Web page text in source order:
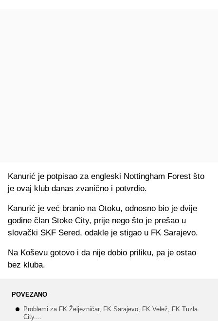
Kanurić je potpisao za engleski Nottingham Forest što
je ovaj klub danas zvanično i potvrdio.
Kanurić je već branio na Otoku, odnosno bio je dvije
godine član Stoke City, prije nego što je prešao u
slovački SKF Sered, odakle je stigao u FK Sarajevo.
Na Koševu gotovo i da nije dobio priliku, pa je ostao
bez kluba.
POVEZANO
Problemi za FK Željezničar, FK Sarajevo, FK Velež, FK Tuzla
City....